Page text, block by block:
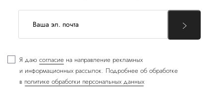
Я даю согласие на направление рекламных
и информационных рассылок. Подробнее об обработке
в политике обработки персональных данных